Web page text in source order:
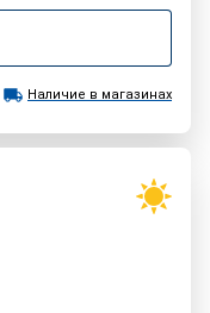
Наличие в магазинах